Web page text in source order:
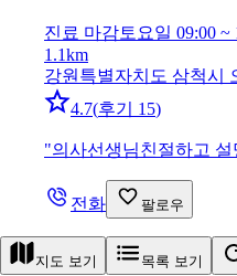
진료 마감토요일 09:00 ~
1.1km
강원특별자치도 삼척시
4.7(후기 15)
"의사선생님친절하고
전화 팔로우
지도 보기 목록 보기